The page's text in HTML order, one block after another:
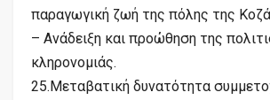
παραγωγική ζωή της πόλης της
– Ανάδειξη και προώθηση της
κληρονομιάς.
25.Μεταβατική δυνατότητα